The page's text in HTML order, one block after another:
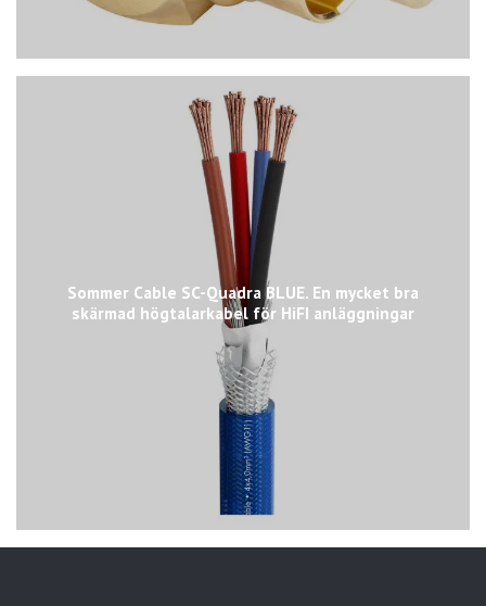
Sommer Cable SC-Quadra BLUE. En mycket bra
skärmad högtalarkabel för HiFI anläggningar